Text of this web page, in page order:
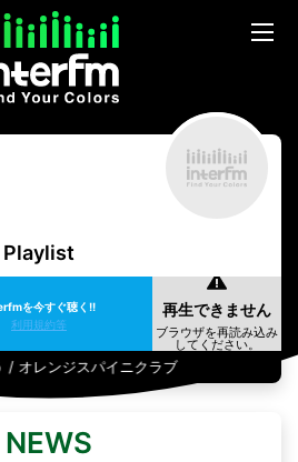
を今すぐ聴く!!
利用規約等
ンジスパイニクラブ
NEWS